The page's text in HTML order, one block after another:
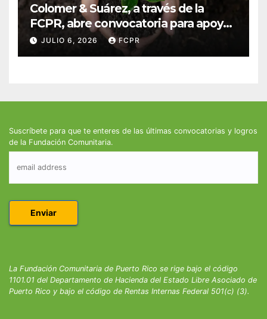
Colomer & Suárez, a través de la
FCPR, abre convocatoria para apoyar
proyectos de seguridad alimentaria
JULIO 6, 2026 FCPR
Suscríbete para que te enteres de las últimas convocatorias y logros
de la Fundación Comunitaria.
La Fundación Comunitaria de Puerto Rico se rige bajo el código
1101.01 del Departamento de Hacienda del Estado Libre Asociado de
Puerto Rico y bajo el código de Rentas Internas Federal 501(c) (3).